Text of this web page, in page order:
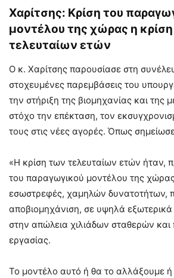
Χαρίτσης: Κρίση του
μοντέλου της χώρας η
τελευταίων ετών
Ο κ. Χαρίτσης παρουσίασε στη
στοχευμένες παρεμβάσεις του
την στήριξη της βιομηχανίας και της
στόχο την επέκταση, τον
τους στις νέες αγορές. Όπως
«Η κρίση των τελευταίων ετών ήταν,
του παραγωγικού μοντέλου της
εσωστρεφές, χαμηλών δυνατοτήτων,
αποβιομηχάνιση, σε υψηλά εξωτερικά
στην απώλεια χιλιάδων σταθερών και
εργασίας.
Το μοντέλο αυτό ή θα το αλλάξουμε ή